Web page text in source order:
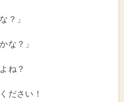
？」
な？」
ね？
ださい！